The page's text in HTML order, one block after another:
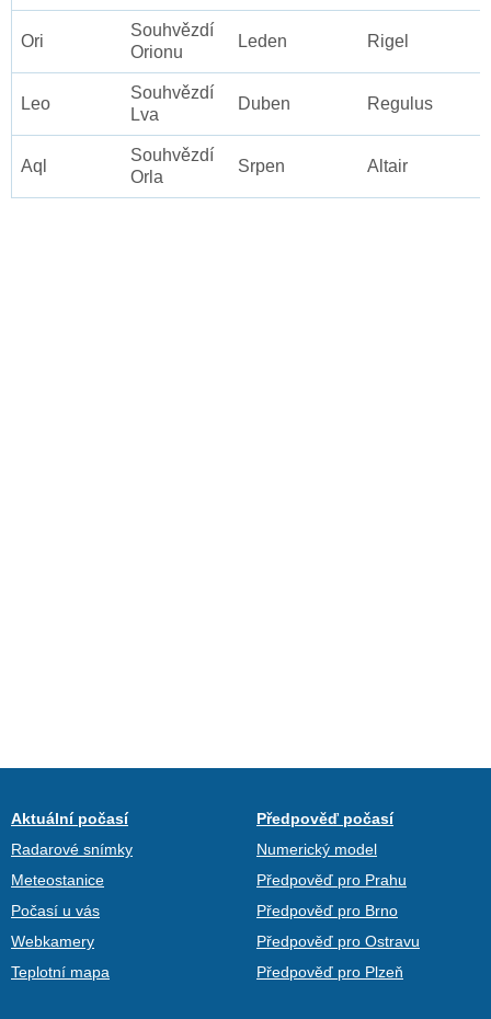
Ori
Souhvězdí
Orionu
Leden Rigel
Leo
Souhvězdí
Lva
Duben Regulus
Aql
Souhvězdí
Orla
Srpen Altair
Aktuální počasí
Radarové snímky
Meteostanice
Počasí u vás
Webkamery
Teplotní mapa
Předpověď počasí
Numerický model
Předpověď pro Prahu
Předpověď pro Brno
Předpověď pro Ostravu
Předpověď pro Plzeň